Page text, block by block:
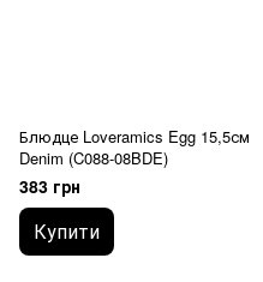
Блюдце Loveramics Egg 15,5см
Denim (C088-08BDE)
383 грн
Купити